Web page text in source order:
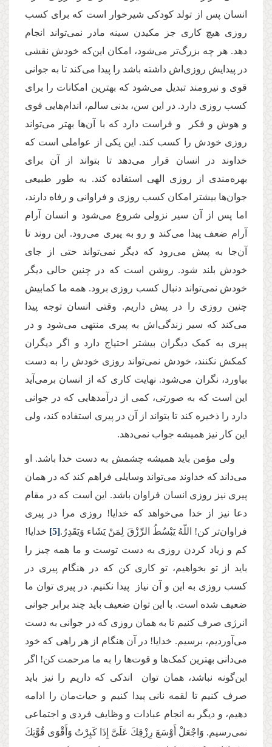
انسان پس از تولد کودکی شیرخوار است که برای کسب
روزی هیچ کاری جز مکیدن سینه مادر نمی‌تواند انجام
دهد. هر چه بزرگ‌تر می‌شود، امکان این‌که خودش نقشی
در پیدایش روزی‌اش داشته باشد را پیدا می‌کند تا به جوانی
قوی و نیرومند تبدیل می‌شود که بهترین امکانات را برای
کسب روزی دارد. در این سن، بدنی سالم، اندام‌هایی قوی
و هوش و فکر و فراست دارد که با آن‌ها بهتر می‌تواند
روزی خودش را کسب کند. این یکی از عواملی است که
خداوند در انسان قرار می‌دهد تا بتواند از آن برای
بهره‌مندی از روزی الهی استفاده کند. به طور طبیعی
جوان‌ها بیشتر امکان کسب روزی و فراوانی و رفاه دارند،
اما پس از آن سیر نزولی شروع می‌شود و انسان آرام
آرام ضعف پیدا می‌کند و رو به پیری می‌رود. این روند تا
آن‌جا به پیش می‌رود که دیگر نمی‌تواند حتی از جای
خودش بلند شود. روشن است که در چنین حالی دیگر
خودش نمی‌تواند دنبال کسب روزی برود. همه ما کمابیش
چنین روزی را در پیش داریم. وقتی انسان توجه پیدا
می‌کند که سیر زندگی‌اش به پیری منتهی می‌شود و در
پیری به کمک دیگران بیشتر احتیاج دارد و اگر دیگران
کمکش نکنند، خودش نمی‌تواند روزی خودش را به دست
بیاورد، نگران می‌شود. نهایت کاری که از انسان برمی‌آید
این است که به صورتی، کمی از درآمدهایی که در جوانی
دارد را ذخیره کند تا بتواند از آن در پیری استفاده کند، ولی
این کار نیز همیشه جواب نمی‌دهد.
ولی مؤمن باید همیشه چشمش به دست خدا باشد. او
می‌داند که خداوند می‌تواند وسایلی فراهم کند که در همان
پیری نیز روزی انسان فراوان باشد. این است که در مقام
دعا نیز از خدا می‌خواهد که خدایا! روزی مرا در پیری
فراوان‌تر کن! اللّهُ یَبْسُطُ الرِّزْقَ لِمَنْ یَشَاء وَیَقَدِرُ.[5] خدایا!
کم و زیاد کردن روزی به دست توست و ما همه چیز را
باید از تو بخواهیم، تو کاری کن که در هنگام پیری در
کسب روزی به این و آن نیاز پیدا نکنیم. در پیری توان‌ ما
ضعیف شده است. با این توان ضعیف باید چند برابر جوانی
انرژی صرف کنیم تا به همان روزی که در جوانی به دست
می‌آوردیم، برسیم. خدایا! در آن هنگام از هر راهی که خود
می‌دانی بهترین کمک‌ها و قوت‌ها را به ما مرحمت کن! اگر
این‌گونه نباشد، همان توان اندکی که داریم را نیز باید
صرف کنیم تا لقمه نانی پیدا کنیم و حیات‌مان را ادامه
دهیم، و دیگر به انجام عبادات و وظایف فردی و اجتماعی
نمی‌رسیم. وَاجْعَلْ أَوْسَعَ رِزْقِكَ عَلَیَّ إِذَا كَبِرْتُ وَأَقْوَى قُوَّتِكَ